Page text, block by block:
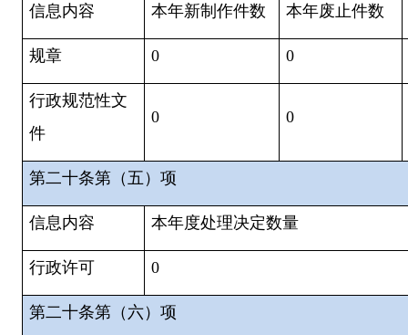
信息内容 本年新制作件数 本年废止件数
规章 0 0
行政规范性文
件
0 0
第二十条第（五）项
信息内容 本年度处理决定数量
行政许可 0
第二十条第（六）项